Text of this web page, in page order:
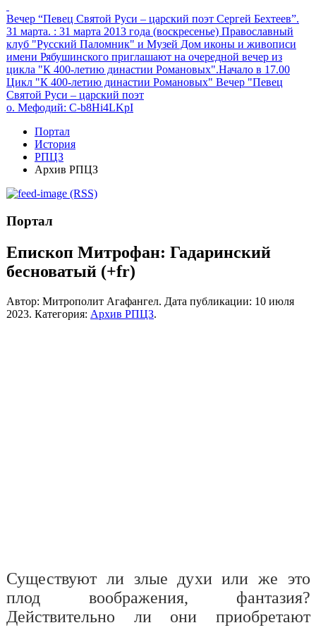
Вечер “Певец Святой Руси – царский поэт Сергей Бехтеев”.
31 марта. : 31 марта 2013 года (воскресенье) Православный
клуб "Русский Паломник" и Музей Дом иконы и живописи
имени Рябушинского приглашают на очередной вечер из
цикла "К 400-летию династии Романовых".Начало в 17.00
Цикл "К 400-летию династии Романовых" Вечер "Певец
Святой Руси – царский поэт
о. Мефодий: C-b8Hi4LKpI
Портал
История
РПЦЗ
Архив РПЦЗ
(RSS)
Портал
Епископ Митрофан: Гадаринский
бесноватый (+fr)
Автор: Митрополит Агафангел. Дата публикации: 10 июля
2023. Категория: Архив РПЦЗ.
Существуют ли злые духи или же это
плод воображения, фантазия?
Действительно ли они приобретают